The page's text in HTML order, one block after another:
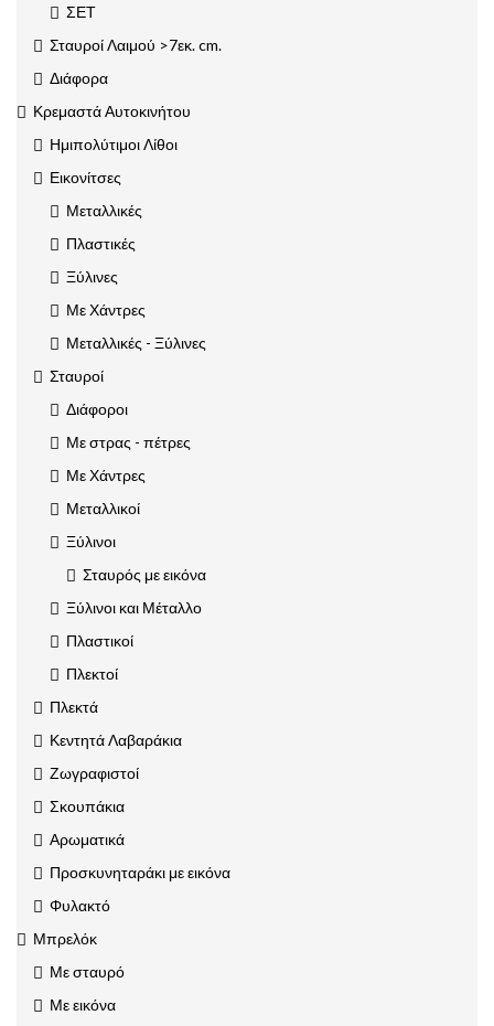
ΣΕΤ
Σταυροί Λαιμού >7εκ. cm.
Διάφορα
Κρεμαστά Αυτοκινήτου
Ημιπολύτιμοι Λίθοι
Εικονίτσες
Μεταλλικές
Πλαστικές
Ξύλινες
Με Χάντρες
Μεταλλικές - Ξύλινες
Σταυροί
Διάφοροι
Με στρας - πέτρες
Με Χάντρες
Μεταλλικοί
Ξύλινοι
Σταυρός με εικόνα
Ξύλινοι και Μέταλλο
Πλαστικοί
Πλεκτοί
Πλεκτά
Κεντητά Λαβαράκια
Ζωγραφιστοί
Σκουπάκια
Αρωματικά
Προσκυνηταράκι με εικόνα
Φυλακτό
Μπρελόκ
Με σταυρό
Με εικόνα